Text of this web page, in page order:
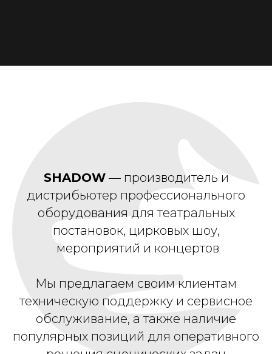
SHADOW— производитель и
дистрибьютер профессионального
оборудования для театральных
постановок, цирковых шоу,
мероприятий и концертов
Мы предлагаем своим клиентам
техническую поддержку и сервисное
обслуживание, а также наличие
популярных позиций для оперативного